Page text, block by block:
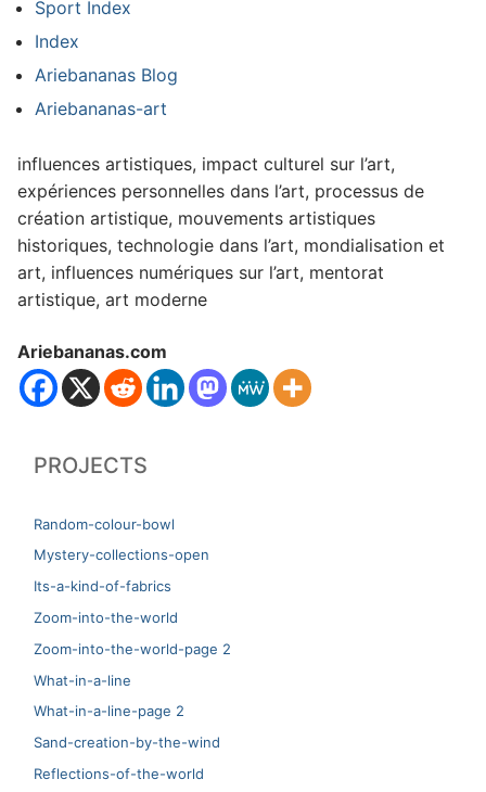
Sport Index
Index
Ariebananas Blog
Ariebananas-art
influences artistiques, impact culturel sur l’art,
expériences personnelles dans l’art, processus de
création artistique, mouvements artistiques
historiques, technologie dans l’art, mondialisation et
art, influences numériques sur l’art, mentorat
artistique, art moderne
Ariebananas.com
PROJECTS
Random-colour-bowl
Mystery-collections-open
Its-a-kind-of-fabrics
Zoom-into-the-world
Zoom-into-the-world-page 2
What-in-a-line
What-in-a-line-page 2
Sand-creation-by-the-wind
Reflections-of-the-world